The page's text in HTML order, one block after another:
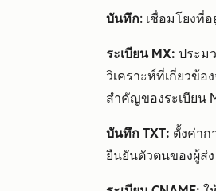
บันทึก: เชื่อมโยงที่
ระเบียน MX: ประม
วิเคราะห์ที่เกี่ยวข้
สำคัญของระเบียน
บันทึก TXT: ตั้งค่าก
ยืนยันตัวตนของผู้ส่ง